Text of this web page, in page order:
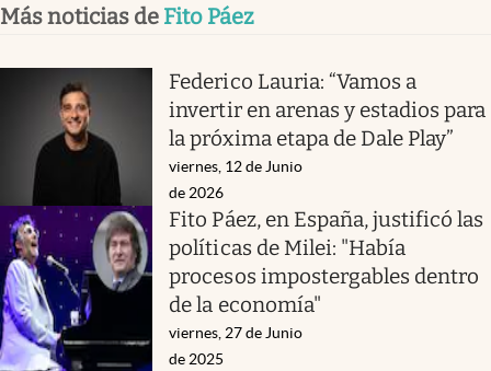
Más noticias de Fito Páez
Federico Lauria: “Vamos a
invertir en arenas y estadios para
la próxima etapa de Dale Play”
viernes, 12 de Junio
de 2026
Fito Páez, en España, justificó las
políticas de Milei: "Había
procesos impostergables dentro
de la economía"
viernes, 27 de Junio
de 2025